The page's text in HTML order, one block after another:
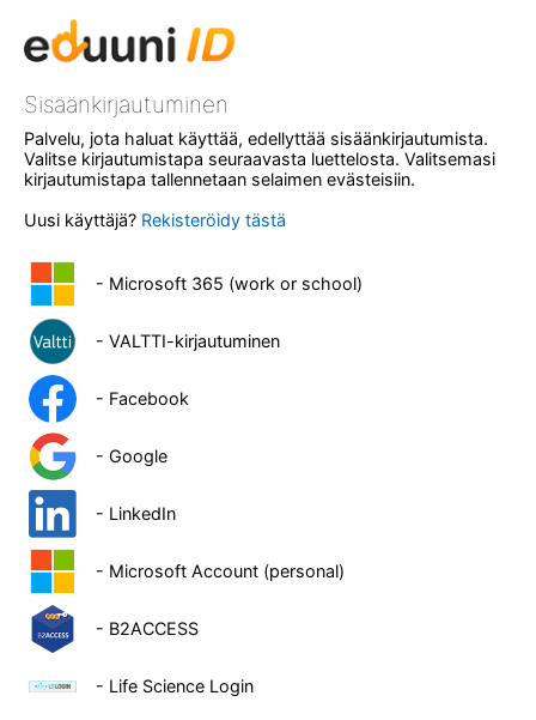
Sisäänkirjautuminen
Palvelu, jota haluat käyttää, edellyttää sisäänkirjautumista.
Valitse kirjautumistapa seuraavasta luettelosta. Valitsemasi
kirjautumistapa tallennetaan selaimen evästeisiin.
Uusi käyttäjä? Rekisteröidy tästä
- Microsoft 365 (work or school)
- VALTTI-kirjautuminen
- Facebook
- Google
- LinkedIn
- Microsoft Account (personal)
- B2ACCESS
- Life Science Login